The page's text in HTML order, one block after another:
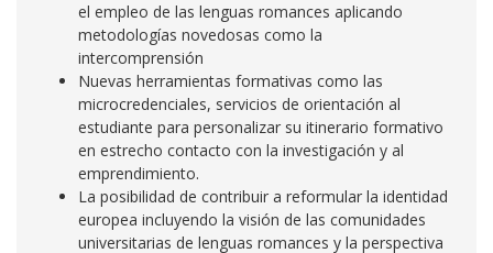
el empleo de las lenguas romances aplicando
metodologías novedosas como la
intercomprensión
Nuevas herramientas formativas como las
microcredenciales, servicios de orientación al
estudiante para personalizar su itinerario formativo
en estrecho contacto con la investigación y al
emprendimiento.
La posibilidad de contribuir a reformular la identidad
europea incluyendo la visión de las comunidades
universitarias de lenguas romances y la perspectiva